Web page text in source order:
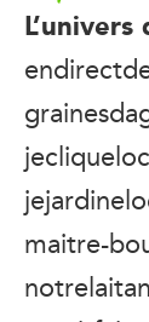
maitre-